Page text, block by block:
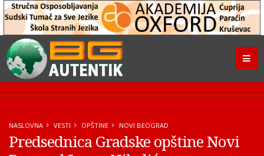
NASLOVNA VESTI OPŠTINE NOVI BEOGRAD
Predsednica Gradske opštine Novi